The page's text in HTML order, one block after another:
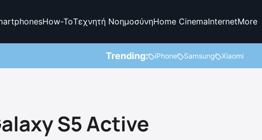
How-ToΤεχνητή ΝοημοσύνηHome CinemaInternetMore
Trending: iPhone Samsung Xiaomi
S5 Active